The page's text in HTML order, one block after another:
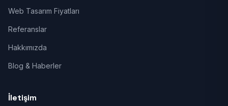
Web Tasarım Fiyatları
Referanslar
Hakkımızda
Blog & Haberler
İletişim